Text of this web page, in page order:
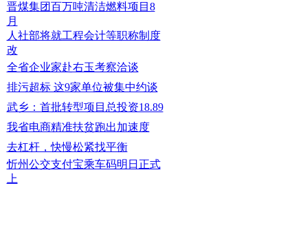
晋煤集团百万吨清洁燃料项目8
月
人社部将就工程会计等职称制度
改
全省企业家赴右玉考察洽谈
排污超标 这9家单位被集中约谈
武乡：首批转型项目总投资18.89
我省电商精准扶贫跑出加速度
去杠杆，快慢松紧找平衡
忻州公交支付宝乘车码明日正式
上